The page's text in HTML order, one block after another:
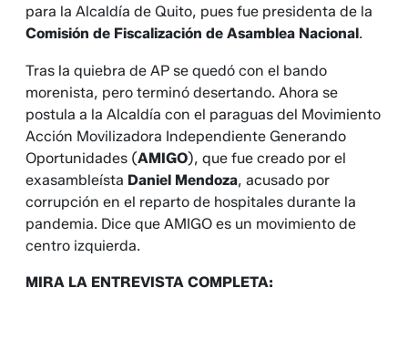
para la Alcaldía de Quito, pues fue presidenta de la
Comisión de Fiscalización de Asamblea Nacional.
Tras la quiebra de AP se quedó con el bando
morenista, pero terminó desertando. Ahora se
postula a la Alcaldía con el paraguas del Movimiento
Acción Movilizadora Independiente Generando
Oportunidades (AMIGO), que fue creado por el
exasambleísta Daniel Mendoza, acusado por
corrupción en el reparto de hospitales durante la
pandemia. Dice que AMIGO es un movimiento de
centro izquierda.
MIRA LA ENTREVISTA COMPLETA: